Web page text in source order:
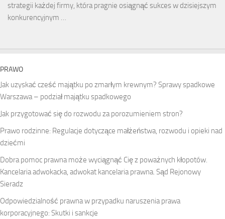
strategii każdej firmy, która pragnie osiągnąć sukces w dzisiejszym
konkurencyjnym …
PRAWO
Jak uzyskać cześć majątku po zmarłym krewnym? Sprawy spadkowe
Warszawa – podział majątku spadkowego
Jak przygotować się do rozwodu za porozumieniem stron?
Prawo rodzinne: Regulacje dotyczące małżeństwa, rozwodu i opieki nad
dziećmi
Dobra pomoc prawna może wyciągnąć Cię z poważnych kłopotów.
Kancelaria adwokacka, adwokat kancelaria prawna. Sąd Rejonowy
Sieradz
Odpowiedzialność prawna w przypadku naruszenia prawa
korporacyjnego: Skutki i sankcje